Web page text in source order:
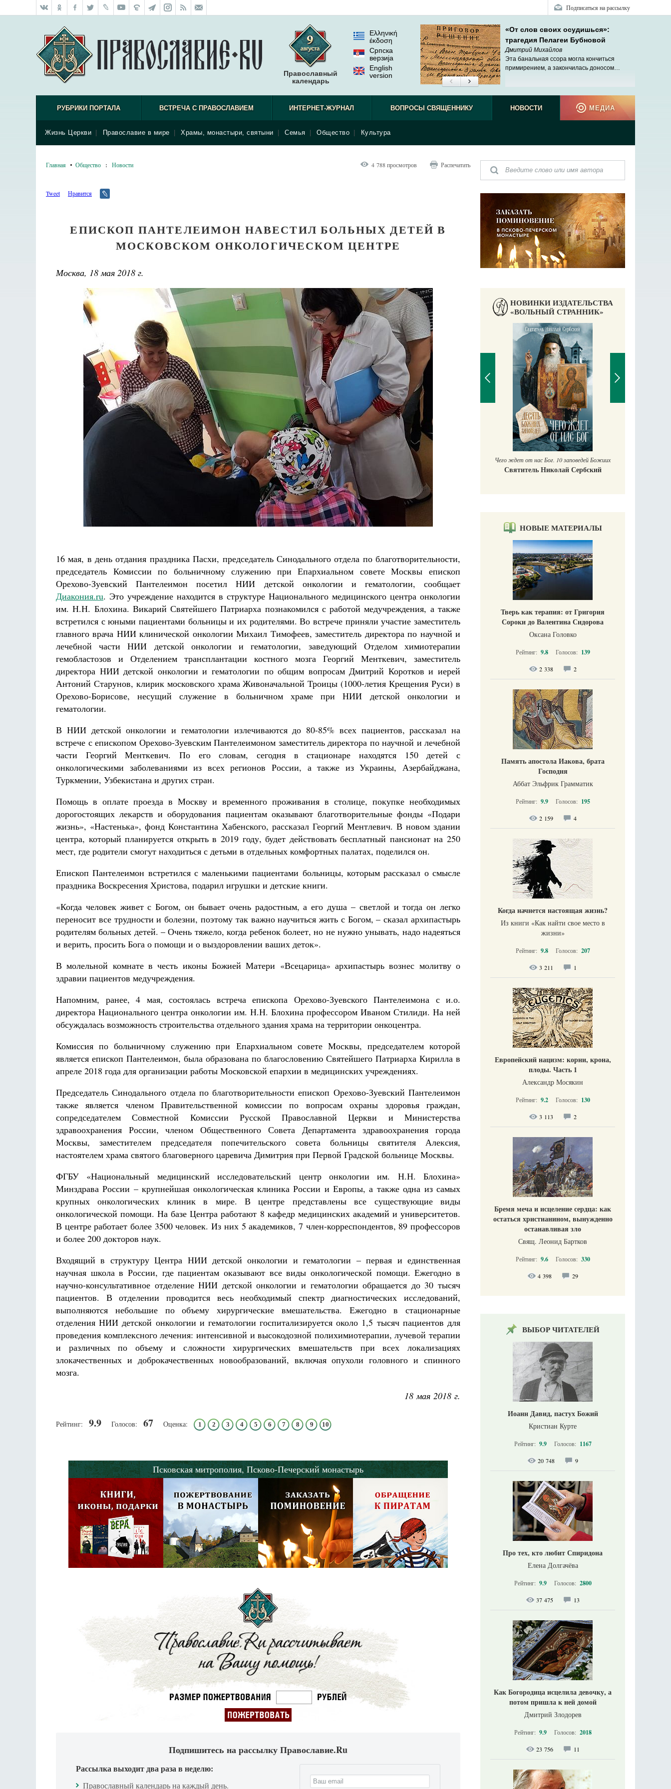
Подписаться на рассылку
Православный
календарь
Ελληνική
έκδοση
Српска
верзиjа
English
version
«От слов своих осудишься»:
трагедия Пелагеи Бубновой
Дмитрий Михайлов
Эта банальная ссора могла кончиться
примирением, а закончилась доносом…
РУБРИКИ ПОРТАЛА ВСТРЕЧА С ПРАВОСЛАВИЕМ ИНТЕРНЕТ-ЖУРНАЛ ВОПРОСЫ СВЯЩЕННИКУ НОВОСТИ
Жизнь Церкви Православие в мире Храмы, монастыри, святыни Семья Общество Культура
МЕДИА
Главная Общество : Новости 4 788 просмотров Распечатать
Tweet Нравится
ЕПИСКОП ПАНТЕЛЕИМОН НАВЕСТИЛ БОЛЬНЫХ ДЕТЕЙ В
МОСКОВСКОМ ОНКОЛОГИЧЕСКОМ ЦЕНТРЕ
Москва, 18 мая 2018 г.
16 мая, в день отдания праздника Пасхи, председатель Синодального отдела по благотворительности,
председатель Комиссии по больничному служению при Епархиальном совете Москвы епископ
Орехово-Зуевский Пантелеимон посетил НИИ детской онкологии и гематологии, сообщает
Диакония.ru. Это учреждение находится в структуре Национального медицинского центра онкологии
им. Н.Н. Блохина. Викарий Святейшего Патриарха познакомился с работой медучреждения, а также
встретился с юными пациентами больницы и их родителями. Во встрече приняли участие заместитель
главного врача НИИ клинической онкологии Михаил Тимофеев, заместитель директора по научной и
лечебной части НИИ детской онкологии и гематологии, заведующий Отделом химиотерапии
гемобластозов и Отделением трансплантации костного мозга Георгий Менткевич, заместитель
директора НИИ детской онкологии и гематологии по общим вопросам Дмитрий Коротков и иерей
Антоний Старунов, клирик московского храма Живоначальной Троицы (1000-летия Крещения Руси) в
Орехово-Борисове, несущий служение в больничном храме при НИИ детской онкологии и
гематологии.
В НИИ детской онкологии и гематологии излечиваются до 80-85% всех пациентов, рассказал на
встрече с епископом Орехово-Зуевским Пантелеимоном заместитель директора по научной и лечебной
части Георгий Менткевич. По его словам, сегодня в стационаре находятся 150 детей с
онкологическими заболеваниями из всех регионов России, а также из Украины, Азербайджана,
Туркмении, Узбекистана и других стран.
Помощь в оплате проезда в Москву и временного проживания в столице, покупке необходимых
дорогостоящих лекарств и оборудования пациентам оказывают благотворительные фонды «Подари
жизнь», «Настенька», фонд Константина Хабенского, рассказал Георгий Ментлевич. В новом здании
центра, который планируется открыть в 2019 году, будет действовать бесплатный пансионат на 250
мест, где родители смогут находиться с детьми в отдельных комфортных палатах, поделился он.
Епископ Пантелеимон встретился с маленькими пациентами больницы, которым рассказал о смысле
праздника Воскресения Христова, подарил игрушки и детские книги.
«Когда человек живет с Богом, он бывает очень радостным, а его душа – светлой и тогда он легко
переносит все трудности и болезни, поэтому так важно научиться жить с Богом, – сказал архипастырь
родителям больных детей. – Очень тяжело, когда ребенок болеет, но не нужно унывать, надо надеяться
и верить, просить Бога о помощи и о выздоровлении ваших деток».
В молельной комнате в честь иконы Божией Матери «Всецарица» архипастырь вознес молитву о
здравии пациентов медучреждения.
Напомним, ранее, 4 мая, состоялась встреча епископа Орехово-Зуевского Пантелеимона с и.о.
директора Национального центра онкологии им. Н.Н. Блохина профессором Иваном Стилиди. На ней
обсуждалась возможность строительства отдельного здания храма на территории онкоцентра.
Комиссия по больничному служению при Епархиальном совете Москвы, председателем которой
является епископ Пантелеимон, была образована по благословению Святейшего Патриарха Кирилла в
апреле 2018 года для организации работы Московской епархии в медицинских учреждениях.
Председатель Синодального отдела по благотворительности епископ Орехово-Зуевский Пантелеимон
также является членом Правительственной комиссии по вопросам охраны здоровья граждан,
сопредседателем Совместной Комиссии Русской Православной Церкви и Министерства
здравоохранения России, членом Общественного Совета Департамента здравоохранения города
Москвы, заместителем председателя попечительского совета больницы святителя Алексия,
настоятелем храма святого благоверного царевича Димитрия при Первой Градской больнице Москвы.
ФГБУ «Национальный медицинский исследовательский центр онкологии им. Н.Н. Блохина»
Минздрава России – крупнейшая онкологическая клиника России и Европы, а также одна из самых
крупных онкологических клиник в мире. В центре представлены все существующие виды
онкологической помощи. На базе Центра работают 8 кафедр медицинских академий и университетов.
В центре работает более 3500 человек. Из них 5 академиков, 7 член-корреспондентов, 89 профессоров
и более 200 докторов наук.
Входящий в структуру Центра НИИ детской онкологии и гематологии – первая и единственная
научная школа в России, где пациентам оказывают все виды онкологической помощи. Ежегодно в
научно-консультативное отделение НИИ детской онкологии и гематологии обращается до 30 тысяч
пациентов. В отделении проводится весь необходимый спектр диагностических исследований,
выполняются небольшие по объему хирургические вмешательства. Ежегодно в стационарные
отделения НИИ детской онкологии и гематологии госпитализируется около 1,5 тысяч пациентов для
проведения комплексного лечения: интенсивной и высокодозной полихимиотерапии, лучевой терапии
и различных по объему и сложности хирургических вмешательств при всех локализациях
злокачественных и доброкачественных новообразований, включая опухоли головного и спинного
мозга.
18 мая 2018 г.
Рейтинг: 9.9 Голосов: 67 Оценка: 1 2 3 4 5 6 7 8 9 10
Псковская митрополия, Псково-Печерский монастырь
Подпишитесь на рассылку Православие.Ru
Рассылка выходит два раза в неделю:
Православный календарь на каждый день.
НОВИНКИ ИЗДАТЕЛЬСТВА
«ВОЛЬНЫЙ СТРАННИК»
Разлуки не будет
Фредерика де Грааф Как найти своё место в жизни
Кирилл Мурышев
Великомученик Георгий Победоносец. Научись у
святого
Чего ждет от нас Бог. 10 заповедей Божиих
Святитель Николай Сербский
НОВЫЕ МАТЕРИАЛЫ
Тверь как терапия: от Григория
Сороки до Валентина Сидорова
Оксана Головко
Рейтинг: 9.8 Голосов: 139
2 338 2
Память апостола Иакова, брата
Господня
Аббат Эльфрик Грамматик
Рейтинг: 9.9 Голосов: 195
2 159 4
Когда начнется настоящая жизнь?
Из книги «Как найти свое место в
жизни​»
Рейтинг: 9.8 Голосов: 207
3 211 1
Европейский нацизм: корни, крона,
плоды. Часть 1
Александр Мосякин
Рейтинг: 9.2 Голосов: 130
3 113 2
Бремя меча и исцеление сердца: как
остаться христианином, вынужденно
останавливая зло
Свящ. Леонид Бартков
Рейтинг: 9.6 Голосов: 330
4 398 29
ВЫБОР ЧИТАТЕЛЕЙ
Иоанн Давид, пастух Божий
Кристиан Курте
Рейтинг: 9.9 Голосов: 1167
20 748 9
Про тех, кто любит Спиридона
Елена Долгачёва
Рейтинг: 9.9 Голосов: 2800
37 475 13
Как Богородица исцелила девочку, а
потом пришла к ней домой
Дмитрий Злодорев
Рейтинг: 9.9 Голосов: 2018
23 756 11